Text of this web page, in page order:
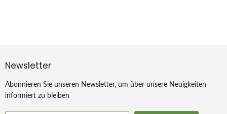
Newsletter
Abonnieren Sie unseren Newsletter, um über unsere Neuigkeiten
informiert zu bleiben